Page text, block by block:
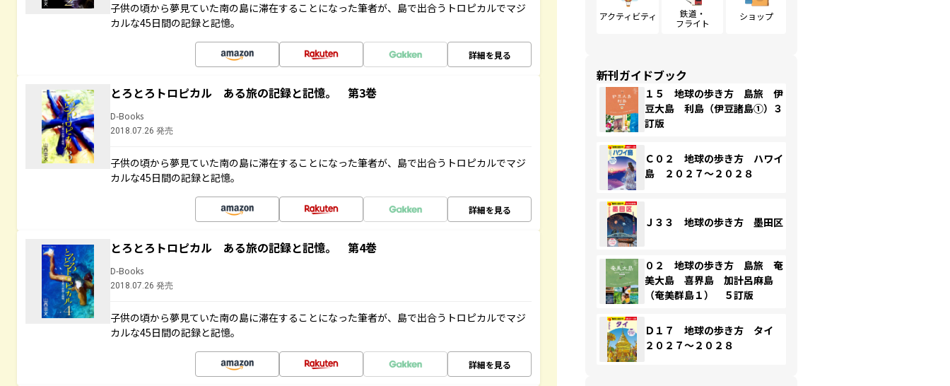
子供の頃から夢見ていた南の島に滞在することになった筆者が、島で出合うトロピカルでマジ
カルな45日間の記録と記憶。
詳細を見る
とろとろトロピカル ある旅の記録と記憶。 第3巻
D-Books
2018.07.26 発売
子供の頃から夢見ていた南の島に滞在することになった筆者が、島で出合うトロピカルでマジ
カルな45日間の記録と記憶。
詳細を見る
とろとろトロピカル ある旅の記録と記憶。 第4巻
D-Books
2018.07.26 発売
子供の頃から夢見ていた南の島に滞在することになった筆者が、島で出合うトロピカルでマジ
カルな45日間の記録と記憶。
詳細を見る
アクティビティ
鉄道・
フライト
ショップ
新刊ガイドブック
１５ 地球の歩き方 島旅 伊
豆大島 利島（伊豆諸島①）３
訂版
Ｃ０２ 地球の歩き方 ハワイ
島 ２０２７～２０２８
Ｊ３３ 地球の歩き方 墨田区
０２ 地球の歩き方 島旅 奄
美大島 喜界島 加計呂麻島
（奄美群島１） ５訂版
Ｄ１７ 地球の歩き方 タイ
２０２７～２０２８